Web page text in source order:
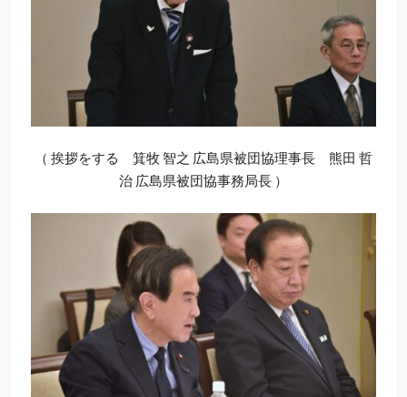
（ 挨拶をする 箕牧 智之 広島県被団協理事長 熊田 哲
治 広島県被団協事務局長 ）